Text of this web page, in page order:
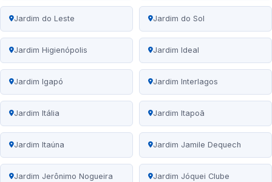
Jardim do Leste Jardim do Sol
Jardim Higienópolis Jardim Ideal
Jardim Igapó Jardim Interlagos
Jardim Itália Jardim Itapoã
Jardim Itaúna Jardim Jamile Dequech
Jardim Jerônimo Nogueira Jardim Jóquei Clube